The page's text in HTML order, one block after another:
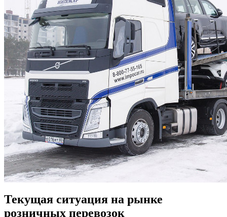
Текущая ситуация на рынке
розничных перевозок